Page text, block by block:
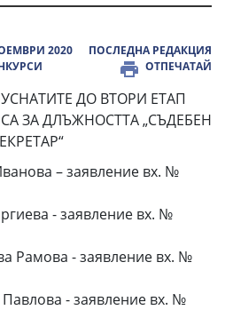
2020
ПОСЛЕДНА РЕДАКЦИЯ
ОТПЕЧАТАЙ
ДО ВТОРИ ЕТАП
ЗА ДЛЪЖНОСТТА „СЪДЕБЕН
– заявление вх. №
- заявление вх. №
Рамова - заявление вх. №
- заявление вх. №